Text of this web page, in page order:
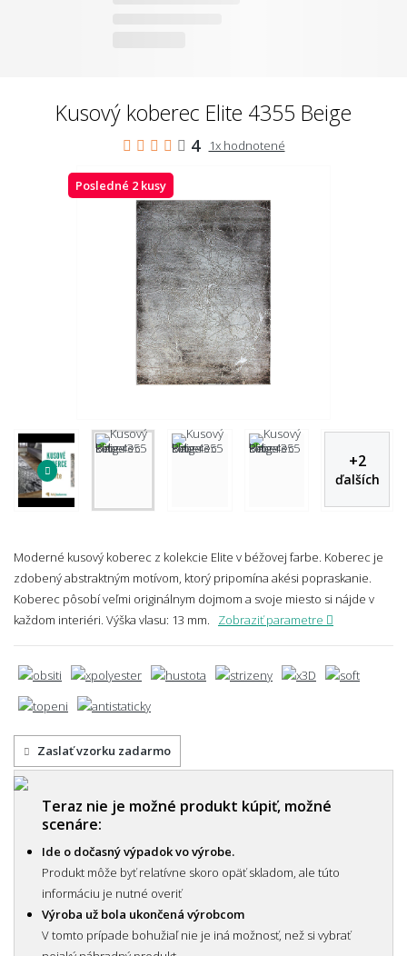
Kusový koberec Elite 4355 Beige
4 1x hodnotené
Posledné 2 kusy
+2
ďalších
Moderné kusový koberec z kolekcie Elite v béžovej farbe. Koberec je
zdobený abstraktným motívom, ktorý pripomína akési popraskanie.
Koberec pôsobí veľmi originálnym dojmom a svoje miesto si nájde v
každom interiéri. Výška vlasu: 13 mm. Zobraziť parametre
Zaslať vzorku zadarmo
Teraz nie je možné produkt kúpiť, možné
scenáre:
Ide o dočasný výpadok vo výrobe.
Produkt môže byť relatívne skoro opäť skladom, ale túto
informáciu je nutné overiť
Výroba už bola ukončená výrobcom
V tomto prípade bohužiaľ nie je iná možnosť, než si vybrať